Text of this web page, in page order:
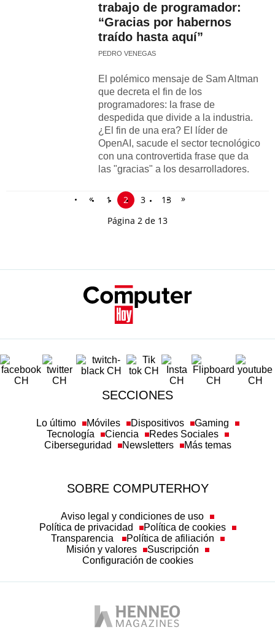
trabajo de programador:
“Gracias por habernos
traído hasta aquí”
PEDRO VENEGAS
El polémico mensaje de Sam Altman
que decreta el fin de los
programadores: la frase de
despedida que divide a la industria.
¿El fin de una era? El líder de
OpenAI, sacude el sector tecnológico
con una controvertida frase que da
las "gracias" a los desarrolladores.
« 1 2 3 13
»
Página 2 de 13
SECCIONES
Lo último Móviles Dispositivos
Gaming
Tecnología
Ciencia
Redes Sociales
Ciberseguridad
Newsletters Más temas
SOBRE COMPUTERHOY
Aviso legal y condiciones de uso
Política de privacidad
Política de cookies
Transparencia
Política de afiliación
Misión y valores
Suscripción
Configuración de cookies